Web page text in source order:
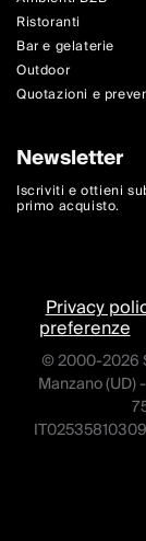
Ristoranti
Bar e gelaterie
Outdoor
Quotazioni e
Newsletter
Iscriviti e ottieni
primo acquisto.
Privacy
preferenze
© 2000-2026
Manzano (UD)